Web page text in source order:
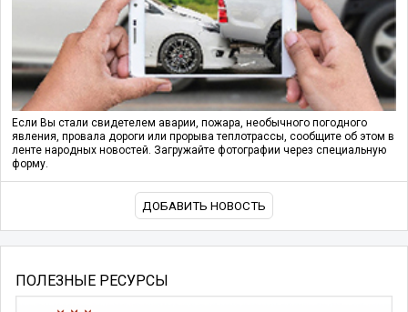
Если Вы стали свидетелем аварии, пожара, необычного погодного
явления, провала дороги или прорыва теплотрассы, сообщите об этом в
ленте народных новостей. Загружайте фотографии через специальную
форму.
ДОБАВИТЬ НОВОСТЬ
ПОЛЕЗНЫЕ РЕСУРСЫ